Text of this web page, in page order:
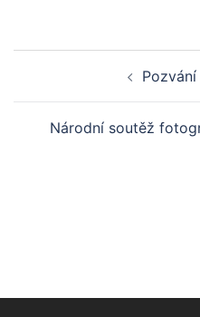
Národní soutěž